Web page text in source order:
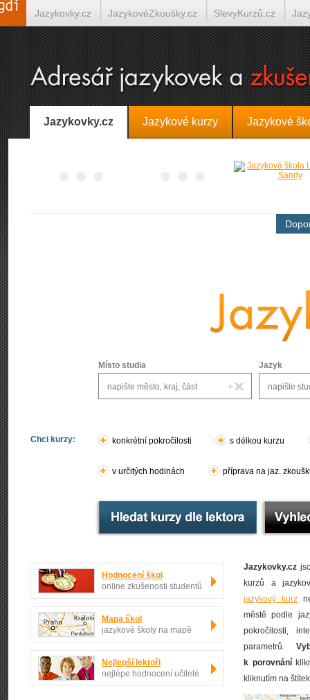
Jazykovky.cz Jazykové kurzy Jazykové
Místo studia Jazyk
Chci kurzy: konkrétní pokročilosti s délkou kurzu
v určitých hodinách příprava na jaz.
Hodnocení škol
online zkušenosti studentů
Mapa škol
jazykové školy na mapě
Nejlepší lektoři
nejlépe hodnocení učitelé
Jazykovky.cz
kurzů a
jazykový kurz
městě podle
pokročilosti,
parametrů.
k porovnání
kliknutím na
Jazykovky.cz JazykovéZkoušky.cz SlevyKurzů.cz
Španělština on-line Italština on-line Tlumočení-